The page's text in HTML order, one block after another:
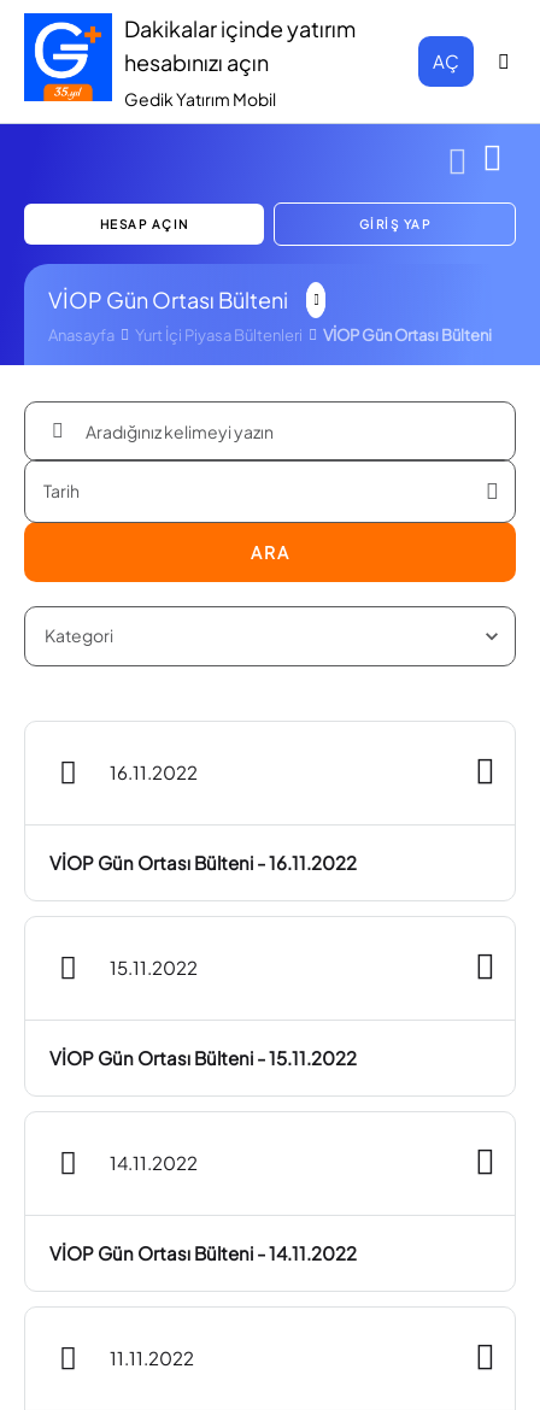
Dakikalar içinde yatırım
hesabınızı açın
Gedik Yatırım Mobil
AÇ
HESAP AÇIN GİRİŞ YAP
VİOP Gün Ortası Bülteni
Anasayfa Yurt İçi Piyasa Bültenleri VİOP Gün Ortası Bülteni
ARA
16.11.2022
VİOP Gün Ortası Bülteni - 16.11.2022
15.11.2022
VİOP Gün Ortası Bülteni - 15.11.2022
14.11.2022
VİOP Gün Ortası Bülteni - 14.11.2022
11.11.2022